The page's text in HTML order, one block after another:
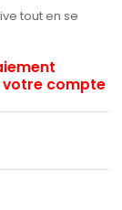
tout en se
votre compte